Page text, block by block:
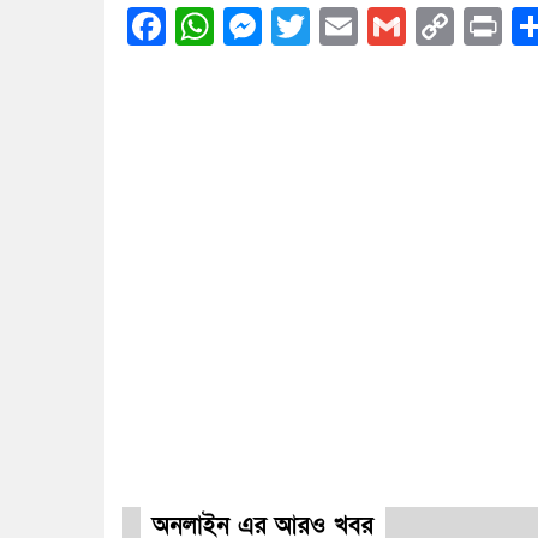
Facebook
WhatsApp
Messenger
Twitter
EmailGmail
অনলাইন এর আরও খবর